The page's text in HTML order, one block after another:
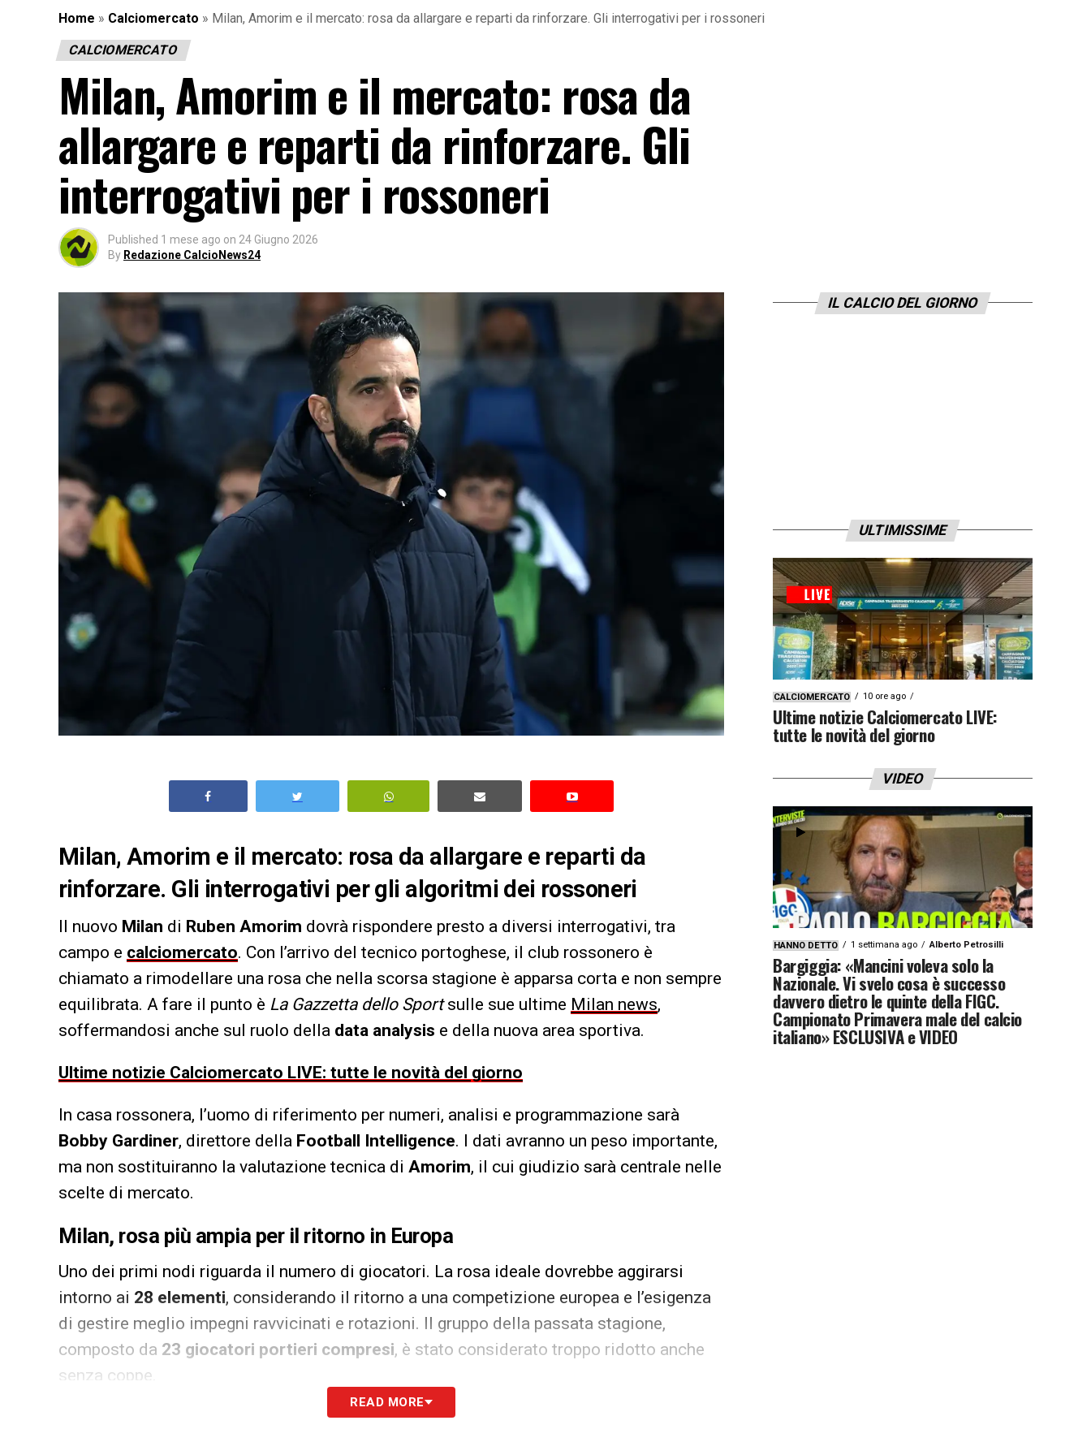
Home » Calciomercato » Milan, Amorim e il mercato: rosa da allargare e reparti da rinforzare. Gli interrogativi per i rossoneri
CALCIOMERCATO
Milan, Amorim e il mercato: rosa da
allargare e reparti da rinforzare. Gli
interrogativi per i rossoneri
Published 1 mese ago on 24 Giugno 2026
By Redazione CalcioNews24
Milan, Amorim e il mercato: rosa da allargare e reparti da
rinforzare. Gli interrogativi per gli algoritmi dei rossoneri
Il nuovo Milan di Ruben Amorim dovrà rispondere presto a diversi interrogativi, tra
campo e calciomercato. Con l’arrivo del tecnico portoghese, il club rossonero è
chiamato a rimodellare una rosa che nella scorsa stagione è apparsa corta e non sempre
equilibrata. A fare il punto è La Gazzetta dello Sportsulle sue ultime Milan news,
soffermandosi anche sul ruolo della data analysis e della nuova area sportiva.
Ultime notizie Calciomercato LIVE: tutte le novità del giorno
In casa rossonera, l’uomo di riferimento per numeri, analisi e programmazione sarà
Bobby Gardiner, direttore della Football Intelligence. I dati avranno un peso importante,
ma non sostituiranno la valutazione tecnica di Amorim, il cui giudizio sarà centrale nelle
scelte di mercato.
Milan, rosa più ampia per il ritorno in Europa
Uno dei primi nodi riguarda il numero di giocatori. La rosa ideale dovrebbe aggirarsi
intorno ai 28 elementi, considerando il ritorno a una competizione europea e l’esigenza
di gestire meglio impegni ravvicinati e rotazioni. Il gruppo della passata stagione,
composto da 23 giocatori portieri compresi, è stato considerato troppo ridotto anche
senza coppe.
Altro tema chiave sarà la gestione fisica. Con l’aiuto dei dati, dei sistemi GPS e dei
READ MORE
IL CALCIO DEL GIORNO
ULTIMISSIME
CALCIOMERCATO 10 ore ago
Ultime notizie Calciomercato LIVE:
tutte le novità del giorno
VIDEO
HANNO DETTO 1 settimana ago Alberto Petrosilli
Bargiggia: «Mancini voleva solo la
Nazionale. Vi svelo cosa è successo
davvero dietro le quinte della FIGC.
Campionato Primavera male del calcio
italiano» ESCLUSIVA e VIDEO